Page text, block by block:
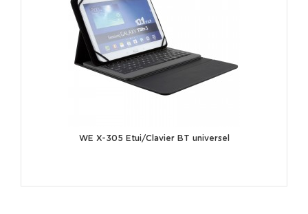
WE X-305 Etui/Clavier BT universel